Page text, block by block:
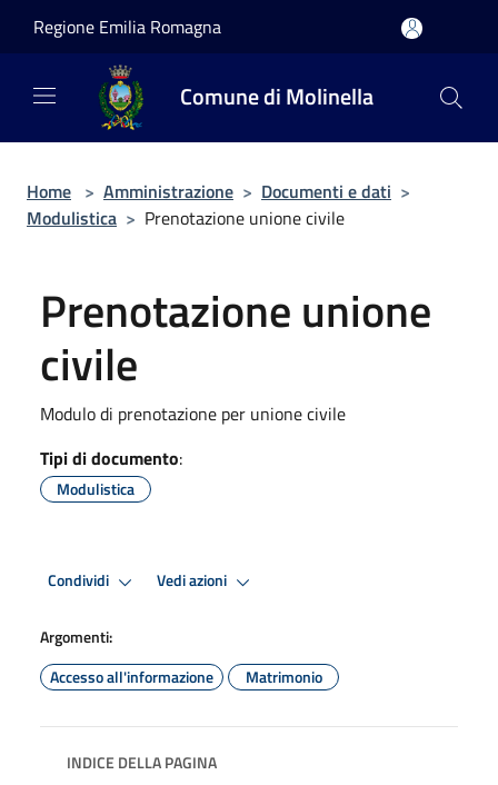
Regione Emilia Romagna
Comune di Molinella
Home > Amministrazione > Documenti e dati >
Modulistica > Prenotazione unione civile
Prenotazione unione
civile
Modulo di prenotazione per unione civile
Tipi di documento:
Modulistica
Condividi Vedi azioni
Argomenti:
Accesso all'informazione
Matrimonio
INDICE DELLA PAGINA